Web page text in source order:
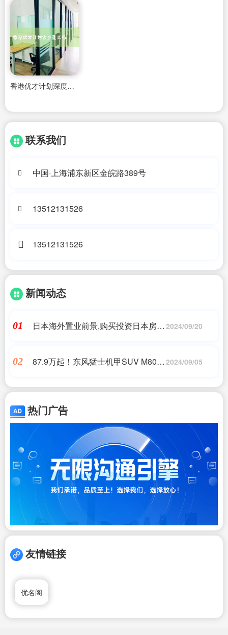
香港优才计划深度分析
联系我们
中国·上海浦东新区金皖路389号
13512131526
13512131526
新闻动态
01
日本海外置业前景,购买投资日本房产 2024/09/20
02
87.9万起！东风猛士机甲SUV M800 2024/09/05
热门广告
友情链接
优名阁